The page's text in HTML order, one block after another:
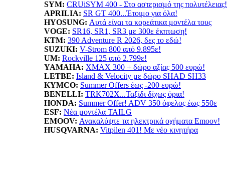
SYM: CRUiSYM 400 - Στο αστερισμό της πολυτέλειας!
APRILIA: SR GT 400...Έτοιμο για όλα!
HYOSUNG: Αυτά είναι τα κορεάτικα μοντέλα τους
VOGE: SR16, SR1, SR3 με 300ε έκπτωση!
KTM: 390 Adventure R 2026, δες το εδώ!
SUZUKI: V-Strom 800 από 9.895ε!
UM: Rockville 125 από 2.799ε!
YAMAHA: XMAX 300 + δώρο αξίας 500 ευρώ!
LETBE: Island & Velocity με δώρο SHAD SH33
KYMCO: Summer Offers έως -200 ευρώ!
BENELLI: TRK702X...Ταξίδι δίχως όρια!
HONDA: Summer Offer! ADV 350 όφελος έως 550ε
ESF: Νέα μοντέλα TAILG
EMOOV: Ανακαλύψτε τα ηλεκτρικά οχήματα Emoov!
HUSQVARNA: Vitpilen 401! Με νέο κινητήρα